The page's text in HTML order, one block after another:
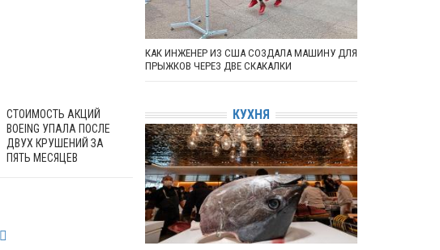
СТОИМОСТЬ АКЦИЙ
BOEING УПАЛА ПОСЛЕ
ДВУХ КРУШЕНИЙ ЗА
ПЯТЬ МЕСЯЦЕВ
КАК ИНЖЕНЕР ИЗ США СОЗДАЛА МАШИНУ ДЛЯ
ПРЫЖКОВ ЧЕРЕЗ ДВЕ СКАКАЛКИ
КУХНЯ